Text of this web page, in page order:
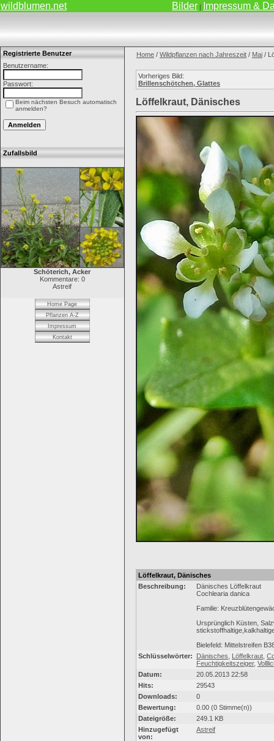
wildblumen.net Bilder | Impressum &
Registrierte Benutzer
Benutzername:
Passwort:
Beim nächsten Besuch automatisch
anmelden?
Zufallsbild
Schöterich, Acker
Kommentare: 0
Astreif
Home Page
Pflanzen A-Z
Impressum
Kontakt
Home / Wildpflanzen nach Jahreszeit / Mai /
Vorheriges Bild:
Brillenschötchen, Glattes
Löffelkraut, Dänisches
Löffelkraut, Dänisches
Beschreibung:
Dänisches Löffelkraut
Cochlearia danica
Familie:
Ursprünglich Küsten,
Bielefeld: Mittelstreifen
Schlüsselwörter:
Dänisches Löffelkraut
Feuchtigkeitszeiger,
Datum:
20.05.2013 22:58
Hits:
29543
Downloads:
0
Bewertung:
0.00 (0 Stimme(n))
Dateigröße:
249.1 KB
Hinzugefügt
von:
Astreif